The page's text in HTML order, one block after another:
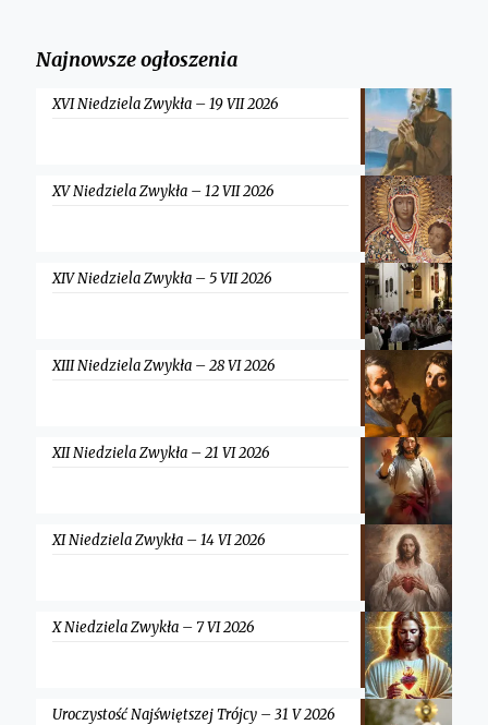
Najnowsze ogłoszenia
XVI Niedziela Zwykła – 19 VII 2026
XV Niedziela Zwykła – 12 VII 2026
XIV Niedziela Zwykła – 5 VII 2026
XIII Niedziela Zwykła – 28 VI 2026
XII Niedziela Zwykła – 21 VI 2026
XI Niedziela Zwykła – 14 VI 2026
X Niedziela Zwykła – 7 VI 2026
Uroczystość Najświętszej Trójcy – 31 V 2026